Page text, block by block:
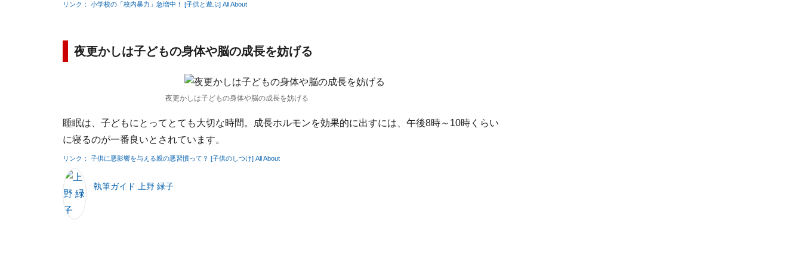
リンク： 小学校の「校内暴力」急増中！ [子供と遊ぶ] All About
夜更かしは子どもの身体や脳の成長を妨げる
夜更かしは子どもの身体や脳の成長を妨げる
睡眠は、子どもにとってとても大切な時間。成長ホルモンを効果的に出すには、午後8時～10時くらい
に寝るのが一番良いとされています。
リンク： 子供に悪影響を与える親の悪習慣って？ [子供のしつけ] All About
執筆ガイド 上野 緑子